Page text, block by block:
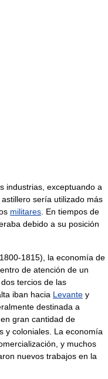
industrias, exceptuando a
astillero sería utilizado más
militares . En tiempos de
debido a su posición
1815), la economía de
de atención de un
, dos tercios de las
iban hacia Levante y
destinada a
gran cantidad de
y coloniales. La economía
y muchos
nuevos trabajos en la